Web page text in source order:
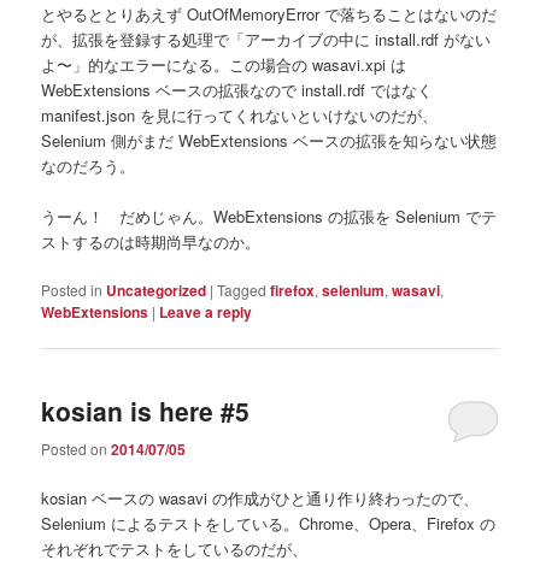
とやるととりあえず OutOfMemoryError で落ちることはないのだ
が、拡張を登録する処理で「アーカイブの中に install.rdf がない
よ〜」的なエラーになる。この場合の wasavi.xpi は
WebExtensions ベースの拡張なので install.rdf ではなく
manifest.json を見に行ってくれないといけないのだが、
Selenium 側がまだ WebExtensions ベースの拡張を知らない状態
なのだろう。
うーん！ だめじゃん。WebExtensions の拡張を Selenium でテ
ストするのは時期尚早なのか。
Posted in Uncategorized |Tagged firefox,selenium,wasavi,
WebExtensions | Leave a reply
kosian is here #5
Posted on2014/07/05
kosian ベースの wasavi の作成がひと通り作り終わったので、
Selenium によるテストをしている。Chrome、Opera、Firefox の
それぞれでテストをしているのだが、